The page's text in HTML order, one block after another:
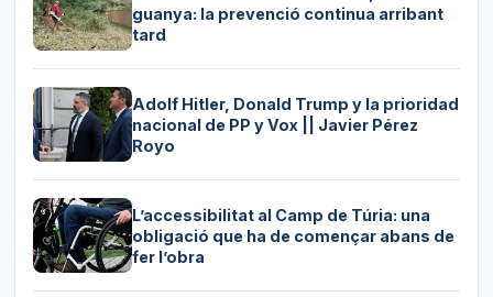
guanya: la prevenció continua arribant
tard
Adolf Hitler, Donald Trump y la prioridad
nacional de PP y Vox || Javier Pérez
Royo
L’accessibilitat al Camp de Túria: una
obligació que ha de començar abans de
fer l’obra